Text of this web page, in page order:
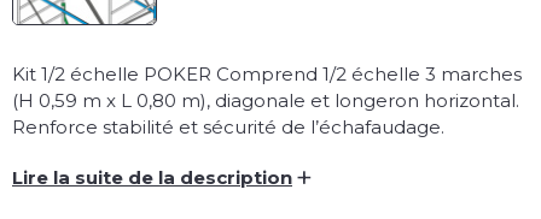
Kit 1/2 échelle POKER Comprend 1/2 échelle 3 marches
(H 0,59 m x L 0,80 m), diagonale et longeron horizontal.
Renforce stabilité et sécurité de l’échafaudage.
Lire la suite de la description +